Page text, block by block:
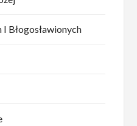
Błogosławionych